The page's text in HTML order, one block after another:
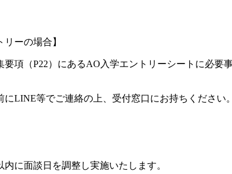
ーの場合】
要項（P22）にあるAO入学エントリーシートに必
LINE等でご連絡の上、受付窓口にお持ちください。
に面談日を調整し実施いたします。